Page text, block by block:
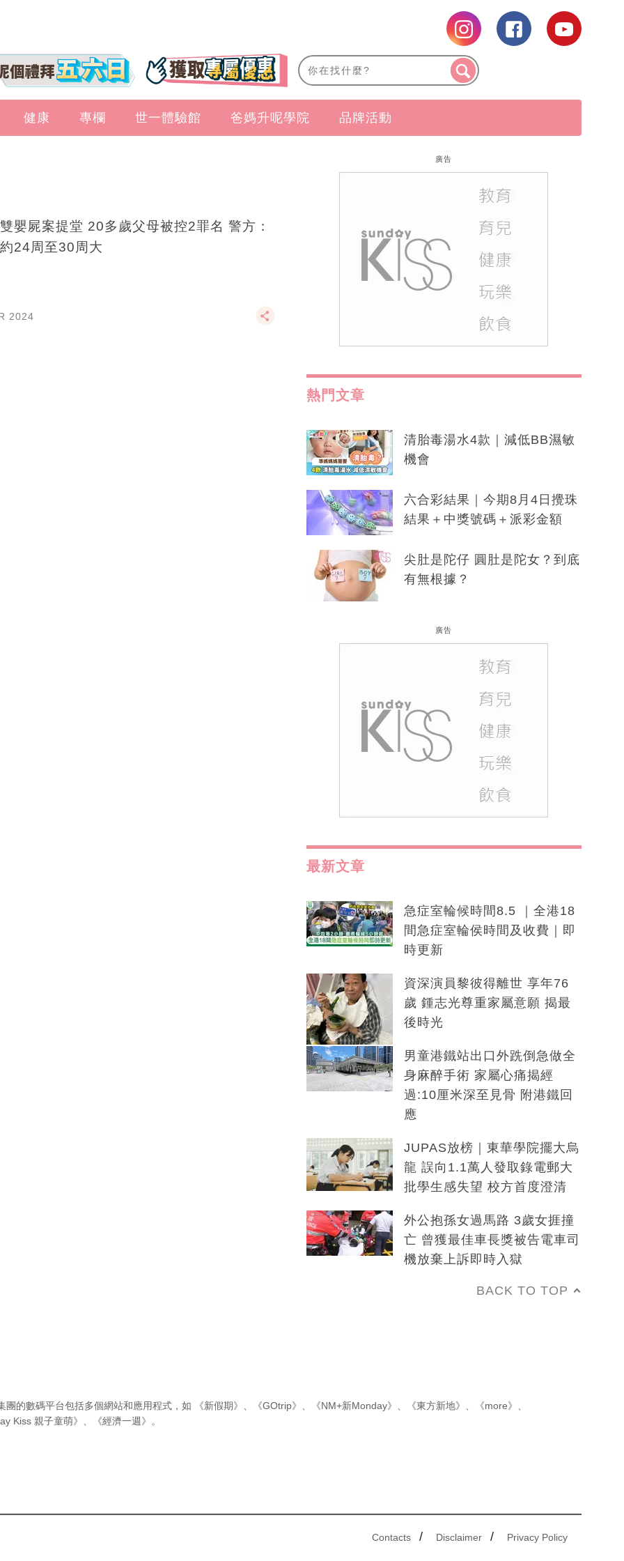
健康 專欄 世一體驗館 爸媽升呢學院 品牌活動
嬰屍案提堂 20多歲父母被控2罪名 警方：
24周至30周大
2024
廣告
熱門文章
清胎毒湯水4款｜減低BB濕敏
機會
六合彩結果｜今期8月4日攪珠
結果＋中獎號碼＋派彩金額
尖肚是陀仔 圓肚是陀女？到底
有無根據？
廣告
最新文章
急症室輪候時間8.5 ｜全港18
間急症室輪侯時間及收費｜即
時更新
資深演員黎彼得離世 享年76
歲 鍾志光尊重家屬意願 揭最
後時光
男童港鐵站出口外跣倒急做全
身麻醉手術 家屬心痛揭經
過:10厘米深至見骨 附港鐵回
應
JUPAS放榜｜東華學院擺大烏
龍 誤向1.1萬人發取錄電郵大
批學生感失望 校方首度澄清
外公抱孫女過馬路 3歲女捱撞
亡 曾獲最佳車長獎被告電車司
機放棄上訴即時入獄
BACK TO TOP
團的數碼平台包括多個網站和應用程式，如 《新假期》 《GOtrip》 《NM+新Monday》 《東方新地》 《more》
Kiss 親子童萌》
《經濟一週》 。
Contacts / Disclaimer / Privacy Policy